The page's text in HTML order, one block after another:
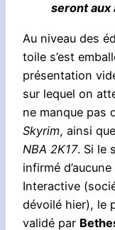
seront aux
Au niveau des
toile s’est
présentation
sur lequel on
ne manque pas
Skyrim, ainsi
NBA 2K17. Si le
infirmé
Interactive
dévoilé hier), le
validé par